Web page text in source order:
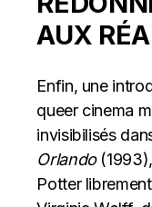
AUX
Enfin, une
queer cinema
invisibilisés
Orlando
Potter